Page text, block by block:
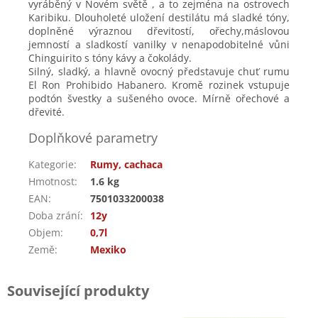
vyráběný v Novém světě , a to zejména na ostrovech
Karibiku. Dlouholeté uložení destilátu má sladké tóny,
doplněné výraznou dřevitostí, ořechy,máslovou
jemností a sladkostí vanilky v nenapodobitelné vůni
Chinguirito s tóny kávy a čokolády.
Silný, sladký, a hlavně ovocný představuje chuť rumu
El Ron Prohibido Habanero. Kromě rozinek vstupuje
podtón švestky a sušeného ovoce. Mírně ořechové a
dřevité.
Doplňkové parametry
Kategorie:
Rumy, cachaca
Hmotnost:
1.6 kg
EAN:
7501033200038
Doba zrání:
12y
Objem:
0,7l
Země: Mexiko
Související produkty